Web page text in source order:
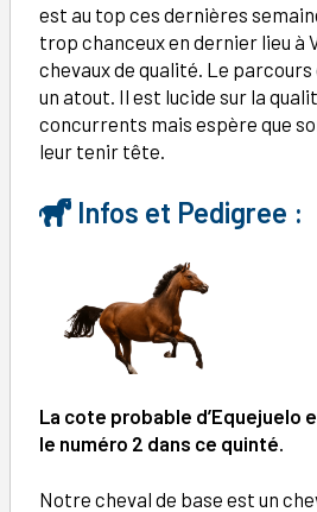
est au top ces dernières
trop chanceux en dernier lieu à
chevaux de qualité. Le parcours
un atout. Il est lucide sur la
concurrents mais espère que
leur tenir tête.
Infos et Pedigree :
La cote probable d’Equejuelo
le numéro 2 dans ce quinté.
Notre cheval de base est un